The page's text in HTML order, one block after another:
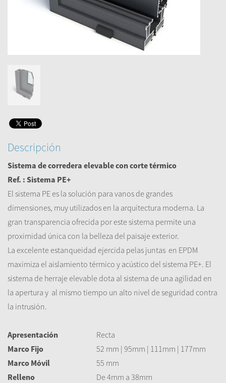
Descripción
Sistema de corredera elevable con corte térmico
Ref. : Sistema PE+
El sistema PE es la solución para vanos de grandes
dimensiones, muy utilizados en la arquitectura moderna. La
gran transparencia ofrecida por este sistema permite una
proximidad única con la belleza del paisaje exterior.
La excelente estanqueidad ejercida pelas juntas en EPDM
maximiza el aislamiento térmico y acústico del sistema PE+. El
sistema de herraje elevable dota al sistema de una agilidad en
la apertura y al mismo tiempo un alto nivel de seguridad contra
la intrusión.
Apresentación
Recta
Marco Fijo
52 mm | 95mm | 111mm | 177mm
Marco Móvil
55 mm
Relleno
De 4mm a 38mm